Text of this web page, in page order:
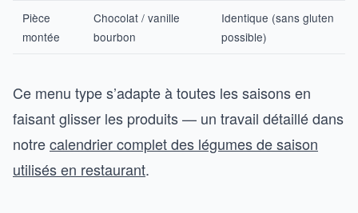
Pièce
montée
Chocolat / vanille
bourbon
Identique (sans gluten
possible)
Ce menu type s’adapte à toutes les saisons en
faisant glisser les produits — un travail détaillé dans
notrecalendrier complet des légumes de saison
utilisés en restaurant.